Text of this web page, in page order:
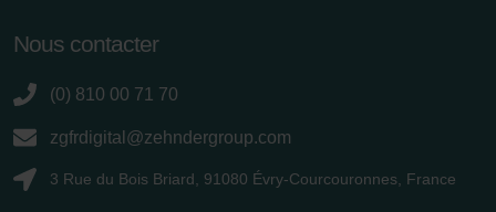
Nous contacter
(0) 810 00 71 70
zgfrdigital@zehndergroup.com
3 Rue du Bois Briard, 91080 Évry-Courcouronnes, France